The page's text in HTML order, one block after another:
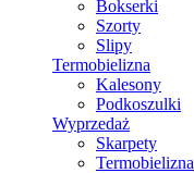
Bokserki
Szorty
Slipy
Termobielizna
Kalesony
Podkoszulki
Wyprzedaż
Skarpety
Termobielizna